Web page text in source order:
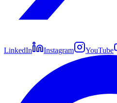
LinkedIn Instagram YouTube